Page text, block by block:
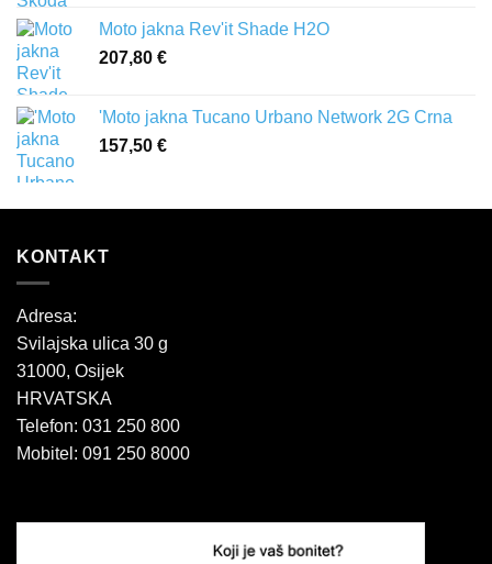
Moto jakna Rev'it Shade H2O
207,80 €
'Moto jakna Tucano Urbano Network 2G Crna
157,50 €
KONTAKT
Adresa:
Svilajska ulica 30 g
31000, Osijek
HRVATSKA
Telefon: 031 250 800
Mobitel: 091 250 8000